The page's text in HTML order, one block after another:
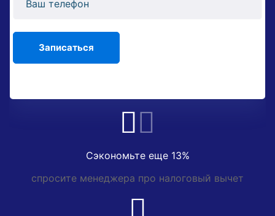
Сэкономьте еще 13%
спросите менеджера про налоговый вычет